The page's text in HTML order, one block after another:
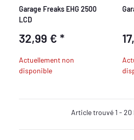
Garage Freaks EHG 2500
LCD
32,99 €*
Actuellement non
disponible
Article trouvé 1 - 20